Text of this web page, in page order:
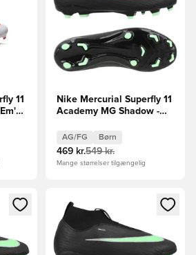
11
Nike Mercurial Superfly 11
Academy MG Shadow -
AG/FG Børn
469 kr.549 kr.
Mange størrelser tilgængelig
logge ind eller tilmelde dig som
Åbner en Modal til at logge